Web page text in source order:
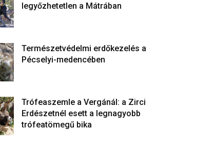
legyőzhetetlen a Mátrában
Természetvédelmi erdőkezelés a
Pécselyi-medencében
Trófeaszemle a Vergánál: a Zirci
Erdészetnél esett a legnagyobb
trófeatömegű bika